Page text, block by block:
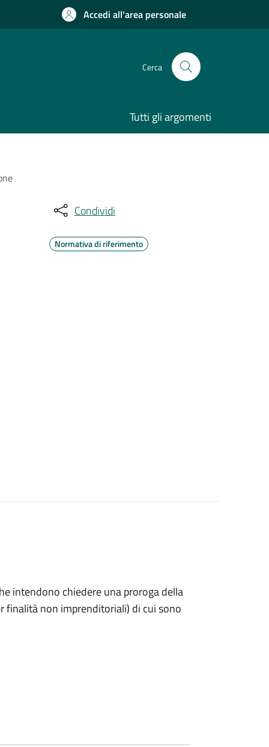
Accedi all'area personale
Cerca
Tutti gli argomenti
Condividi
Normativa di riferimento
intendono chiedere una proroga della
finalità non imprenditoriali) di cui sono